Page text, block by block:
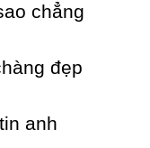
chẳng
đẹp
anh